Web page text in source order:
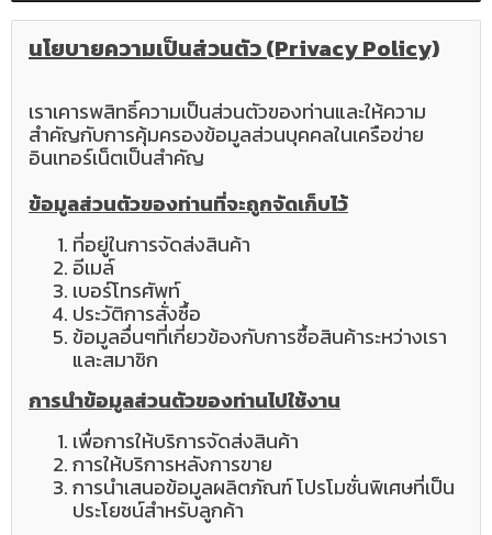
นโยบายความเป็นส่วนตัว (Privacy Policy)
เราเคารพสิทธิ์ความเป็นส่วนตัวของท่านและให้ความ
สำคัญกับการคุ้มครองข้อมูลส่วนบุคคลในเครือข่าย
อินเทอร์เน็ตเป็นสำคัญ
ข้อมูลส่วนตัวของท่านที่จะถูกจัดเก็บไว้
ที่อยู่ในการจัดส่งสินค้า
อีเมล์
เบอร์โทรศัพท์
ประวัติการสั่งซื้อ
ข้อมูลอื่นๆที่เกี่ยวข้องกับการซื้อสินค้าระหว่างเรา
และสมาชิก
การนำข้อมูลส่วนตัวของท่านไปใช้งาน
เพื่อการให้บริการจัดส่งสินค้า
การให้บริการหลังการขาย
การนำเสนอข้อมูลผลิตภัณฑ์ โปรโมชั่นพิเศษที่เป็น
ประโยชน์สำหรับลูกค้า